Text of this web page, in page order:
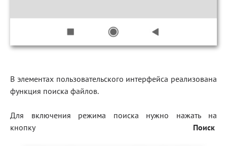
В элементах пользовательского интерфейса реализована
функция поиска файлов.
Для включения режима поиска нужно нажать на
кнопку Поиск